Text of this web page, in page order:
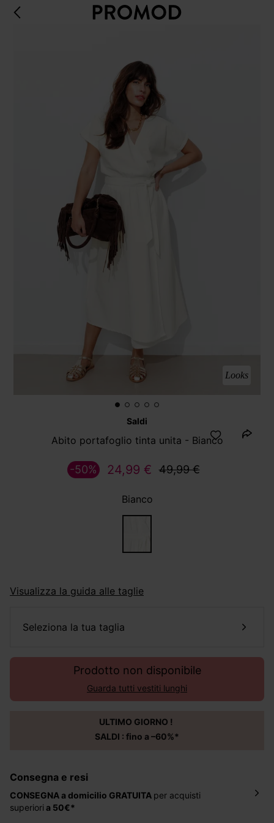
Looks
Saldi
Abito portafoglio tinta unita - Bianco
24,99 € 49,99 €
-50%
Bianco
Visualizza la guida alle taglie
seleziona la tua taglia
Prodotto non disponibile
Guarda tutti vestiti lunghi
ULTIMO GIORNO !
SALDI : fino a –60%*
Consegna e resi
CONSEGNA a domicilio GRATUITA per acquisti
superiori a 50€*